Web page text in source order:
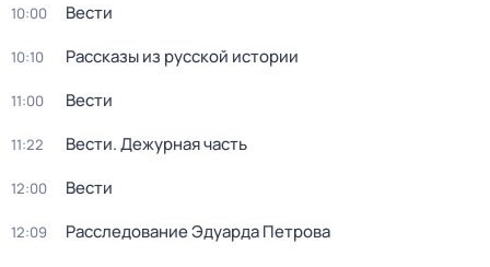
10:00 Вести
10:10 Рассказы из русской истории
11:00 Вести
11:22 Вести. Дежурная часть
12:00 Вести
12:09 Расследование Эдуарда Петрова